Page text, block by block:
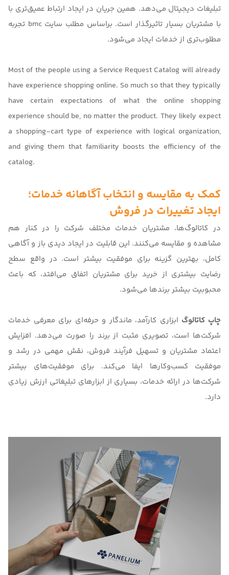
تبلیغات دیجیتال می‌دهد. همین جریان در ایجاد ارتباط عمیق‌تری با
با مشتریان بسیار تاثیرگذار است. براساس مطلب سایت bmc تجربه
مطلوب‌تری از خدمات ایجاد می‌شود.
Most of the people using a Service Request Catalog will already
have experience shopping online. So much so that they typically
have certain expectations of what the online shopping
experience should be, no matter the product. They likely expect
a shopping-cart type of experience with logical organization,
and giving them that familiarity boosts the efficiency of the
catalog.
کمک به مقایسه و انتخاب آگاهانه خدمات؛
ایجاد تغییرات در فروش
در کاتالوگ‌ها، مشتریان خدمات مختلف شرکت را در کنار هم
مشاهده و مقایسه می‌کنند. این قابلیت در ایجاد دیدی باز و آگاهی
کامل، بهترین گزینه برای موفقیت بیشتر است. در واقع سطح
رضایت بیشتری از خرید برای مشتریان اتفاق می‌افتد، که باعث
محبوبیت بیشتر برندها می‌شود.
چاپ کاتالوگ ابزاری کارآمد، ماندگار و حرفه‌ای برای معرفی خدمات
شرکت‌ها است، تصویری مثبت از برند را صورت می‌دهد. افزایش
اعتماد مشتریان و تسهیل فرآیند فروش، نقش مهمی در رشد و
موفقیت کسب‌وکارها ایفا می‌کند. برای موفقیت‌های بیشتر
شرکت‌ها در ارائه خدمات، بسیاری از ابزارهای تبلیغاتی ارزش زیادی
دارد.